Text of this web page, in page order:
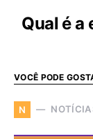
Qual é a
VOCÊ PODE
N